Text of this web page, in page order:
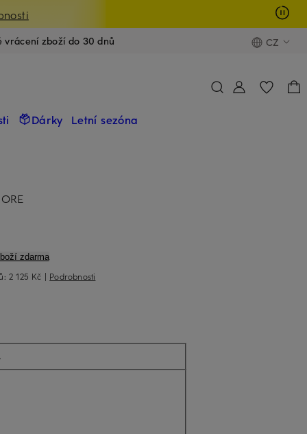
vrácení zboží do 30 dnů CZ
Dárky Letní sezóna
zdarma
2 125 Kč | Podrobnosti